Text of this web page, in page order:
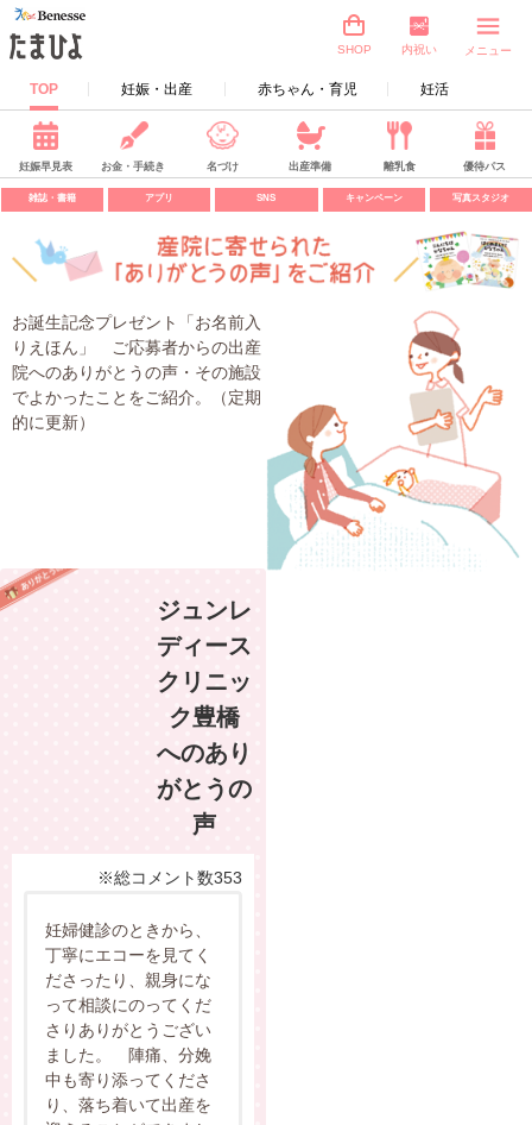
TOP 妊娠・出産 赤ちゃん・育児 妊活
SHOP 内祝い メニュー
妊娠早見表 お金・手続き 名づけ 出産準備 離乳食 優待パス
雑誌・書籍 アプリ SNS キャンペーン 写真スタジオ
お誕生記念プレゼント「お名前入
りえほん」 ご応募者からの出産
院へのありがとうの声・その施設
でよかったことをご紹介。（定期
的に更新）
ジュンレ
ディース
クリニッ
ク豊橋
へのあり
がとうの
声
※総コメント数353
妊婦健診のときから、
丁寧にエコーを見てく
ださったり、親身にな
って相談にのってくだ
さりありがとうござい
ました。 陣痛、分娩
中も寄り添ってくださ
り、落ち着いて出産を